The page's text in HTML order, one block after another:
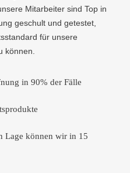
Mitarbeiter sind Top in
geschult und getestet,
für unsere
können.
in 90% der Fälle
Lage können wir in 15